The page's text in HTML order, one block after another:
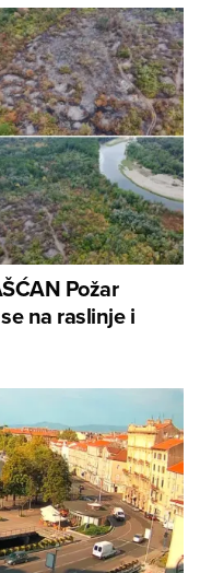
Požar
na raslinje i